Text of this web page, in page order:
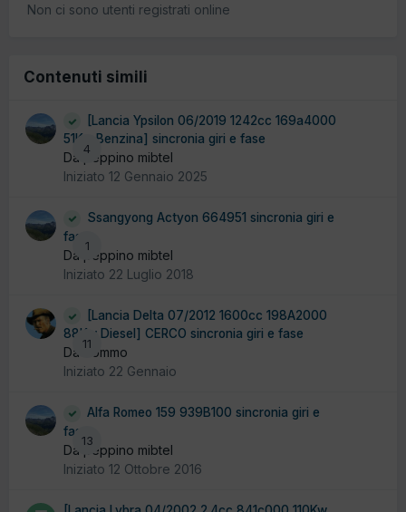
Non ci sono utenti registrati online
Contenuti simili
4
[Lancia Ypsilon 06/2019 1242cc 169a4000
51Kw Benzina] sincronia giri e fase
Da peppino mibtel
Iniziato 12 Gennaio 2025
1
Ssangyong Actyon 664951 sincronia giri e
fase
Da peppino mibtel
Iniziato 22 Luglio 2018
11
[Lancia Delta 07/2012 1600cc 198A2000
88Kw Diesel] CERCO sincronia giri e fase
Da Tommo
Iniziato 22 Gennaio
13
Alfa Romeo 159 939B100 sincronia giri e
fase
Da peppino mibtel
Iniziato 12 Ottobre 2016